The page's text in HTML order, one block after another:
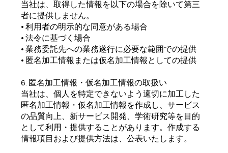
当社は、取得した情報を以下の場合を除いて第三
者に提供しません。
• 利用者の明示的な同意がある場合
• 法令に基づく場合
• 業務委託先への業務遂行に必要な範囲での提供
• 匿名加工情報または仮名加工情報としての提供
6. 匿名加工情報・仮名加工情報の取扱い
当社は、個人を特定できないよう適切に加工した
匿名加工情報・仮名加工情報を作成し、サービス
の品質向上、新サービス開発、学術研究等を目的
として利用・提供することがあります。作成する
情報項目および提供方法は、公表いたします。